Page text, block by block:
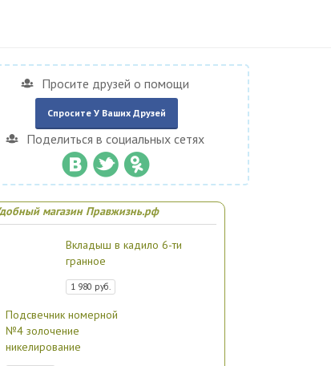
Просите друзей о помощи
Спросите У Ваших Друзей
Поделиться в социальных сетях
магазин Правжизнь.рф
Вкладыш в кадило 6-ти
гранное
1 980 руб.
Подсвечник номерной
№4 золочение
никелирование